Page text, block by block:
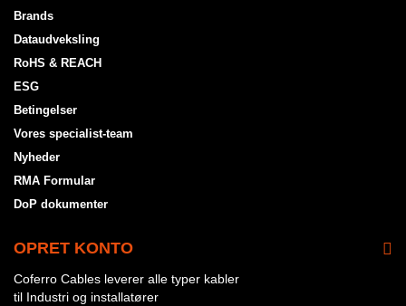
Brands
Dataudveksling
RoHS & REACH
ESG
Betingelser
Vores specialist-team
Nyheder
RMA Formular
DoP dokumenter
OPRET KONTO
Coferro Cables leverer alle typer kabler
til Industri og installatører